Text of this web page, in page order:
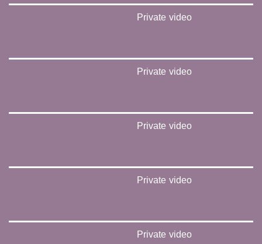
Private video
Private video
Private video
Private video
Private video